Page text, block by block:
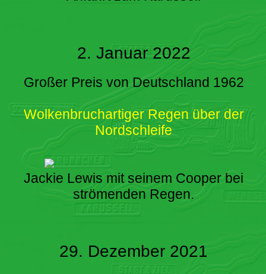
2. Januar 2022
Großer Preis von Deutschland 1962
Wolkenbruchartiger Regen über der
Nordschleife
Jackie Lewis mit seinem Cooper bei
strömenden Regen.
29. Dezember 2021